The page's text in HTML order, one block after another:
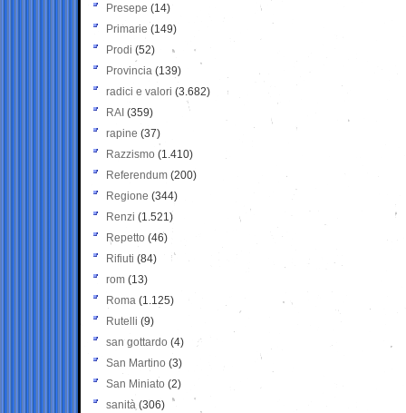
Presepe (14)
Primarie (149)
Prodi (52)
Provincia (139)
radici e valori (3.682)
RAI (359)
rapine (37)
Razzismo (1.410)
Referendum (200)
Regione (344)
Renzi (1.521)
Repetto (46)
Rifiuti (84)
rom (13)
Roma (1.125)
Rutelli (9)
san gottardo (4)
San Martino (3)
San Miniato (2)
sanità (306)